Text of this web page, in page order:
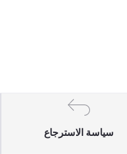
سياسة الاسترجاع